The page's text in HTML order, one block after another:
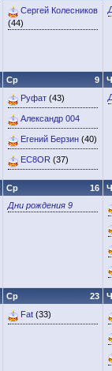
Сергей Колесников
(44)
9
Ср
Руфат (43)
Александр 004
Егений Берзин (40)
EC8OR (37)
16
Ср
Дни рождения 9
23
Ср
Fat (33)